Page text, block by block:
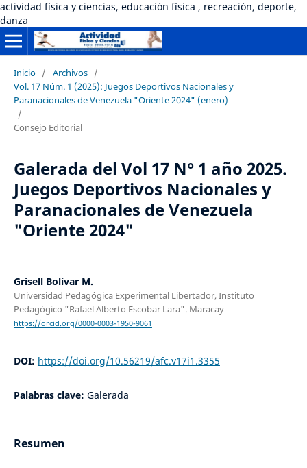
actividad física y ciencias, educación física , recreación, deporte,
danza
Inicio / Archivos /
Vol. 17 Núm. 1 (2025): Juegos Deportivos Nacionales y
Paranacionales de Venezuela "Oriente 2024" (enero)
/
Consejo Editorial
Galerada del Vol 17 N° 1 año 2025.
Juegos Deportivos Nacionales y
Paranacionales de Venezuela
"Oriente 2024"
Grisell Bolívar M.
Universidad Pedagógica Experimental Libertador, Instituto
Pedagógico "Rafael Alberto Escobar Lara". Maracay
https://orcid.org/0000-0003-1950-9061
DOI: https://doi.org/10.56219/afc.v17i1.3355
Palabras clave: Galerada
Resumen